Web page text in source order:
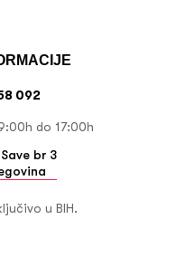
092
do 17:00h
br 3
u BIH.